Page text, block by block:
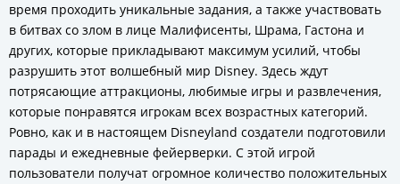
время проходить уникальные задания, а также участвовать
в битвах со злом в лице Малифисенты, Шрама, Гастона и
других, которые прикладывают максимум усилий, чтобы
разрушить этот волшебный мир Disney. Здесь ждут
потрясающие аттракционы, любимые игры и развлечения,
которые понравятся игрокам всех возрастных категорий.
Ровно, как и в настоящем Disneyland создатели подготовили
парады и ежедневные фейерверки. С этой игрой
пользователи получат огромное количество положительных